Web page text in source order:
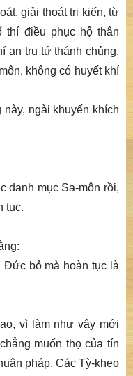
giải thoát tri kiến, từ
thí điều phục hộ thân
an trụ tứ thánh chủng,
không có huyết khí
ngài khuyến khích
danh mục Sa-môn rồi,
tục.
bỏ mà hoàn tục là
vì làm như vậy mới
muốn thọ của tín
pháp. Các Tỳ-kheo